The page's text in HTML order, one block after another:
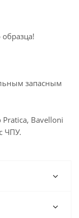
запасным
Bavelloni
ЧПУ.